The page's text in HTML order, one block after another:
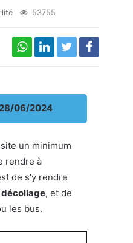
53755
06/2024
un minimum
rendre à
de s’y rendre
décollage, et de
les bus.